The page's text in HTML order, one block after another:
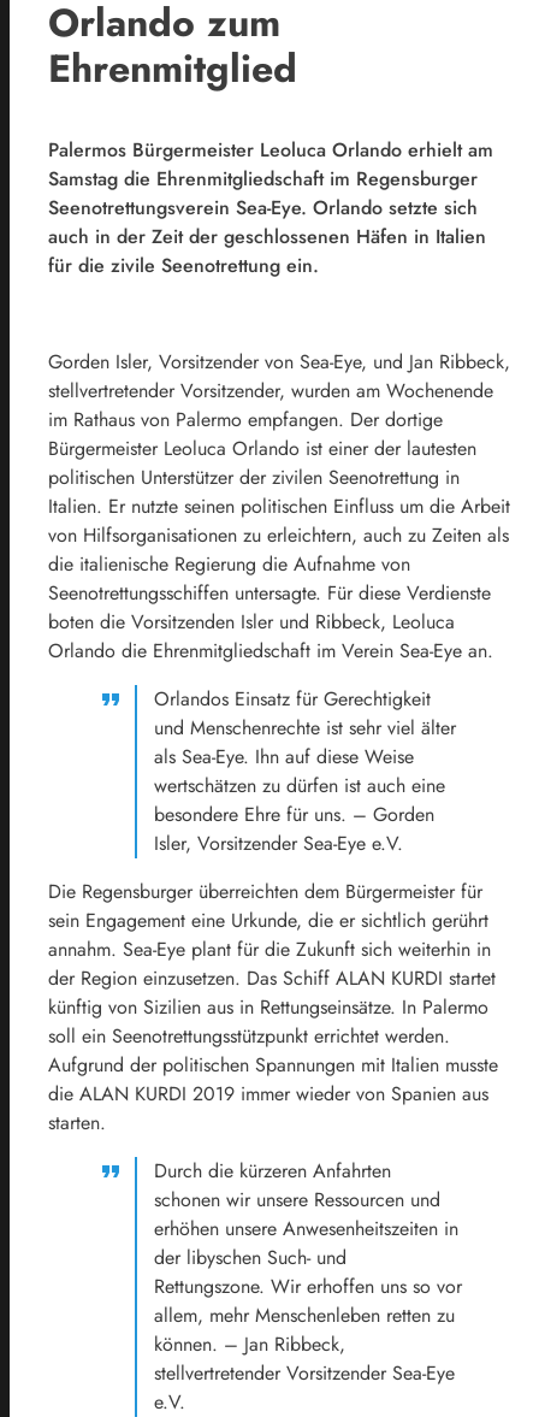
Orlando zum
Ehrenmitglied
Palermos Bürgermeister Leoluca Orlando erhielt am
Samstag die Ehrenmitgliedschaft im Regensburger
Seenotrettungsverein Sea-Eye. Orlando setzte sich
auch in der Zeit der geschlossenen Häfen in Italien
für die zivile Seenotrettung ein.
Gorden Isler, Vorsitzender von Sea-Eye, und Jan Ribbeck,
stellvertretender Vorsitzender, wurden am Wochenende
im Rathaus von Palermo empfangen. Der dortige
Bürgermeister Leoluca Orlando ist einer der lautesten
politischen Unterstützer der zivilen Seenotrettung in
Italien. Er nutzte seinen politischen Einfluss um die Arbeit
von Hilfsorganisationen zu erleichtern, auch zu Zeiten als
die italienische Regierung die Aufnahme von
Seenotrettungsschiffen untersagte. Für diese Verdienste
boten die Vorsitzenden Isler und Ribbeck, Leoluca
Orlando die Ehrenmitgliedschaft im Verein Sea-Eye an.
Orlandos Einsatz für Gerechtigkeit
und Menschenrechte ist sehr viel älter
als Sea-Eye. Ihn auf diese Weise
wertschätzen zu dürfen ist auch eine
besondere Ehre für uns. – Gorden
Isler, Vorsitzender Sea-Eye e.V.
Die Regensburger überreichten dem Bürgermeister für
sein Engagement eine Urkunde, die er sichtlich gerührt
annahm. Sea-Eye plant für die Zukunft sich weiterhin in
der Region einzusetzen. Das Schiff ALAN KURDI startet
künftig von Sizilien aus in Rettungseinsätze. In Palermo
soll ein Seenotrettungsstützpunkt errichtet werden.
Aufgrund der politischen Spannungen mit Italien musste
die ALAN KURDI 2019 immer wieder von Spanien aus
starten.
Durch die kürzeren Anfahrten
schonen wir unsere Ressourcen und
erhöhen unsere Anwesenheitszeiten in
der libyschen Such- und
Rettungszone. Wir erhoffen uns so vor
allem, mehr Menschenleben retten zu
können. – Jan Ribbeck,
stellvertretender Vorsitzender Sea-Eye
e.V.